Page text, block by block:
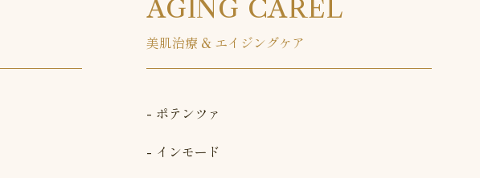
AGING CAREL
美肌治療 & エイジングケア
ポテンツァ
インモード